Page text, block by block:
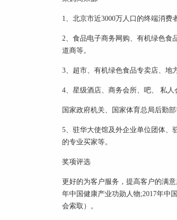
1、北京市近3000万人口的终端消费
2、食品电子商务网购、有机绿色食
道商等。
3、超市、有机绿色食品专卖店、地
4、星级酒店、商务会所、吧、 私
国家政府机关、国家体育总局后勤部
5、驻华大使馆及外企业单位团体、
的专业买家等。
奖项评选
更好的为客户服务，提高客户的满
年中国 健康产业功勋人物;2017年中国
会索取）。